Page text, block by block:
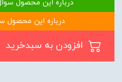
درباره این محصول
درباره این محصول